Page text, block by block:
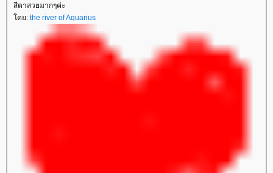
สีตาสวยมากๆค่ะ
ดย: the river of Aquarius